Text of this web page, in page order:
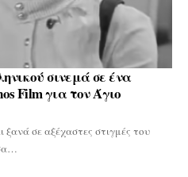
σινεμά σε ένα
Film για τον Άγιο
σε αξέχαστες στιγμές του